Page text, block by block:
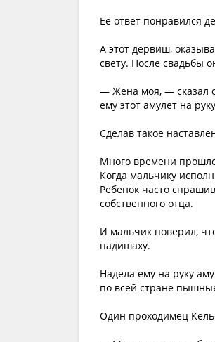
Её ответ понравился
А этот дервиш,
свету. После свадьбы
— Жена моя, — сказал
ему этот амулет на
Сделав такое
Много времени
Когда мальчику
Ребенок часто
собственного отца.
И мальчик поверил,
падишаху.
Надела ему на руку
по всей стране
Один проходимец